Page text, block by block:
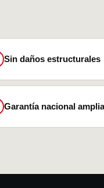
Sin daños estructurales
Garantía nacional